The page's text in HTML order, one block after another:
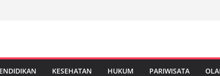
KESEHATAN HUKUM PARIWISATA